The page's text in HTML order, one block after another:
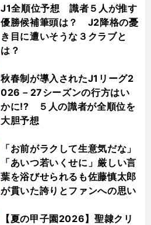
J1全順位予想 識者５人が推す
優勝候補筆頭は？ J2降格の憂
き目に遭いそうな３クラブと
は？
秋春制が導入されたJ1リーグ2
026－27シーズンの行方はい
かに!? ５人の識者が全順位を
大胆予想
「お前がラクして生意気だな」
「あいつ若いくせに」厳しい言
葉を浴びせられるも佐藤慎太郎
が貫いた誇りとファンへの思い
【夏の甲子園2026】聖隷クリ